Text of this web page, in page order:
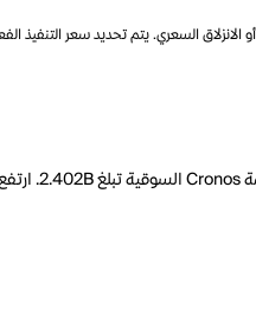
السعري. يتم تحديد سعر التنفيذ